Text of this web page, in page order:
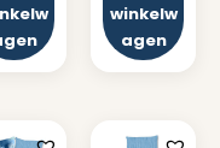
winkelw
agen